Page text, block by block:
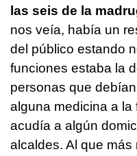
las seis de la
nos veía, había un
del público estando
funciones estaba la
personas que
alguna medicina a la
acudía a algún
alcaldes. Al que más